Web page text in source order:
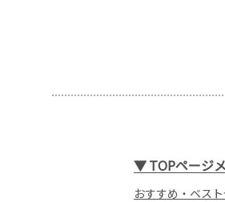
▼TOPページ
おすすめ・ベス